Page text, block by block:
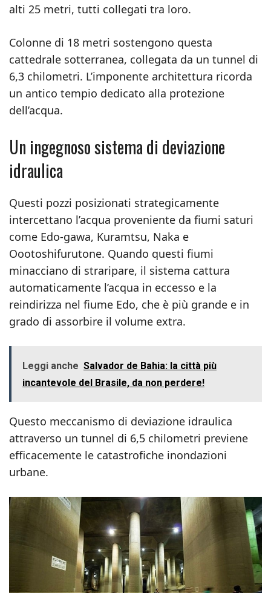
alti 25 metri, tutti collegati tra loro.
Colonne di 18 metri sostengono questa
cattedrale sotterranea, collegata da un tunnel di
6,3 chilometri. L’imponente architettura ricorda
un antico tempio dedicato alla protezione
dell’acqua.
Un ingegnoso sistema di deviazione
idraulica
Questi pozzi posizionati strategicamente
intercettano l’acqua proveniente da fiumi saturi
come Edo-gawa, Kuramtsu, Naka e
Oootoshifurutone. Quando questi fiumi
minacciano di straripare, il sistema cattura
automaticamente l’acqua in eccesso e la
reindirizza nel fiume Edo, che è più grande e in
grado di assorbire il volume extra.
Leggi anche Salvador de Bahia: la città più
incantevole del Brasile, da non perdere!
Questo meccanismo di deviazione idraulica
attraverso un tunnel di 6,5 chilometri previene
efficacemente le catastrofiche inondazioni
urbane.